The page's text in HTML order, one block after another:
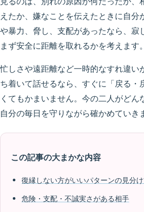
えたか、嫌なことを伝えたときに自分
や暴力、脅し、支配があったなら、寂
まず安全に距離を取れるかを考えます。
忙しさや遠距離など一時的なすれ違い
ち着いて話せるなら、すぐに「戻る・
くてもかまいません。今の二人がどん
自分の毎日を守りながら確かめていき
この記事の大まかな内容
復縁しない方がいいパターンの見分
危険・支配・不誠実さがある相手